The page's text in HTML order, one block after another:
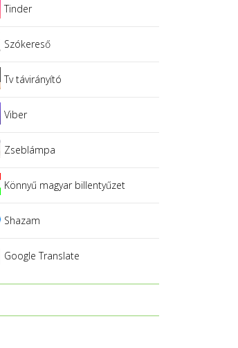
Tinder
Szókereső
Tv távirányító
Viber
Zseblámpa
Könnyű magyar billentyűzet
Shazam
Google Translate